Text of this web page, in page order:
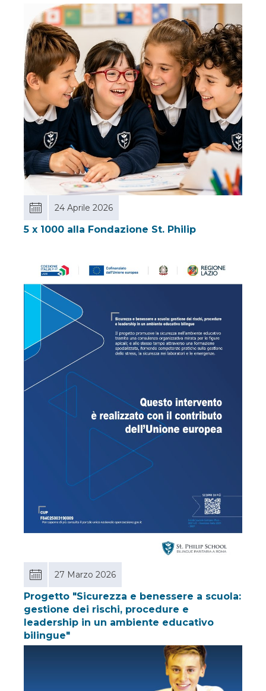
24 Aprile 2026
5 x 1000 alla Fondazione St. Philip
27 Marzo 2026
Progetto "Sicurezza e benessere a scuola:
gestione dei rischi, procedure e
leadership in un ambiente educativo
bilingue"